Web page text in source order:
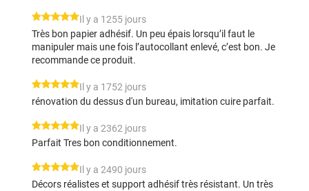
*****
Il y a 1255 jours
Très bon papier adhésif. Un peu épais lorsqu’il faut le
manipuler mais une fois l’autocollant enlevé, c’est bon. Je
recommande ce produit.
*****
Il y a 1752 jours
rénovation du dessus d'un bureau, imitation cuire parfait.
*****
Il y a 2362 jours
Parfait Tres bon conditionnement.
*****
Il y a 2490 jours
Décors réalistes et support adhésif très résistant. Un très